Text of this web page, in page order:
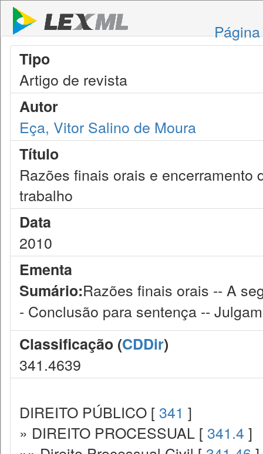
Tipo
Artigo de revista
Autor
Eça, Vitor Salino de Moura
Título
Razões finais orais e
trabalho
Data
2010
Ementa
Sumário:Razões finais orais -- A
- Conclusão para sentença --
Classificação (CDDir)
341.4639
DIREITO PÚBLICO [ 341 ]
» DIREITO PROCESSUAL [ 341.4 ]